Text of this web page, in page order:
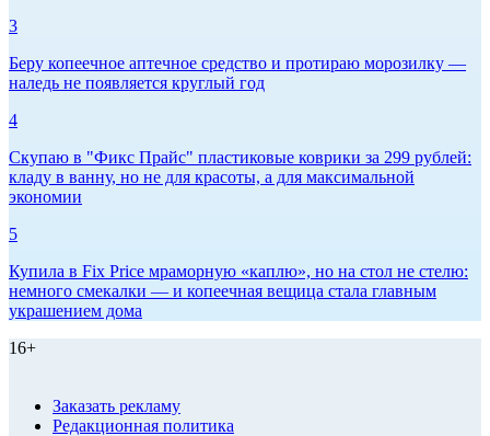
3
Беру копеечное аптечное средство и протираю морозилку —
наледь не появляется круглый год
4
Скупаю в "Фикс Прайс" пластиковые коврики за 299 рублей:
кладу в ванну, но не для красоты, а для максимальной
экономии
5
Купила в Fix Price мраморную «каплю», но на стол не стелю:
немного смекалки — и копеечная вещица стала главным
украшением дома
16+
Заказать рекламу
Редакционная политика